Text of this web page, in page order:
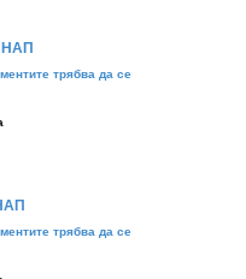
НАП
трябва да се
трябва да се